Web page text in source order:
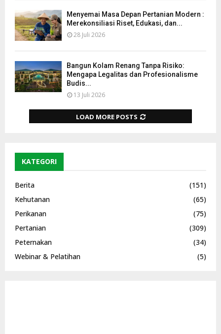
Menyemai Masa Depan Pertanian Modern :
Merekonsiliasi Riset, Edukasi, dan...
28 Juli 2026
Bangun Kolam Renang Tanpa Risiko:
Mengapa Legalitas dan Profesionalisme
Budis...
13 Juli 2026
LOAD MORE POSTS
KATEGORI
Berita
(151)
Kehutanan
(65)
Perikanan
(75)
Pertanian
(309)
Peternakan
(34)
Webinar & Pelatihan
(5)